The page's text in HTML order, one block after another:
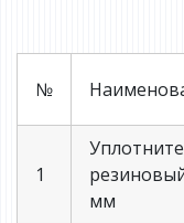
№
1
мм